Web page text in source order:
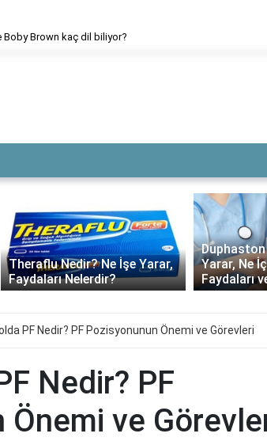
Boby Brown kaç dil biliyor?
Theraflu Nedir? Ne İşe Yarar,
Faydaları Nelerdir?
Duphaston
Yarar, Ne
Faydaları
PF Nedir? PF Pozisyonunun Önemi ve Görevleri
Nedir? PF
Önemi ve